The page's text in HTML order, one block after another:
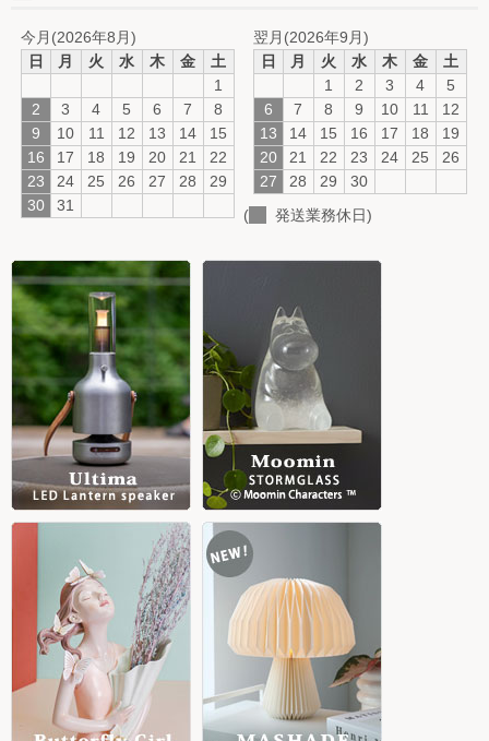
今月(2026年8月)
日
月 火 水 木 金
土
1
2
3 4 5 6 7
8
9
10 11 12 13 14
15
16
17 18 19 20 21
22
23
24 25 26 27 28
29
30
31
翌月(2026年9月)
日
月 火 水 木 金
土
1
2 3 4
5
6
7 8 9 10 11
12
13
14 15 16 17 18
19
20
21 22 23 24 25
26
27
28 29
30
(
発送業務休日)